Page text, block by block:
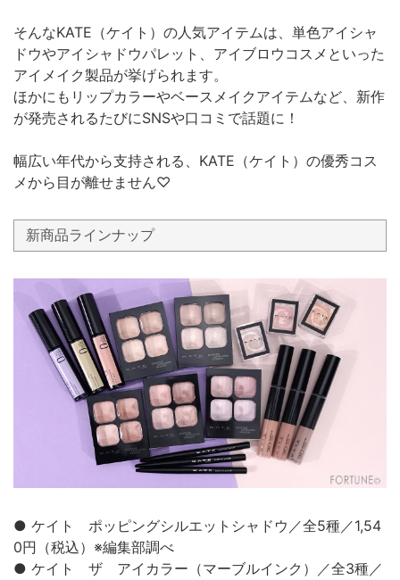
そんなKATE（ケイト）の人気アイテムは、単色アイシャ
ドウやアイシャドウパレット、アイブロウコスメといった
アイメイク製品が挙げられます。
ほかにもリップカラーやベースメイクアイテムなど、新作
が発売されるたびにSNSや口コミで話題に！
幅広い年代から支持される、KATE（ケイト）の優秀コス
メから目が離せません♡
新商品ラインナップ
● ケイト ポッピングシルエットシャドウ／全5種／1,54
0円（税込）※編集部調べ
● ケイト ザ アイカラー（マーブルインク）／全3種／